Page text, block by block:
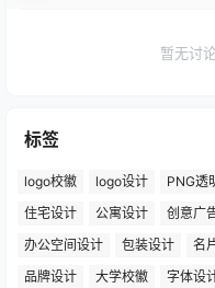
暂无讨
标签
logo校徽 logo设计 PNG透
住宅设计
公寓设计 创意广
办公空间设计
包装设计 名
品牌设计
大学校徽 字体设